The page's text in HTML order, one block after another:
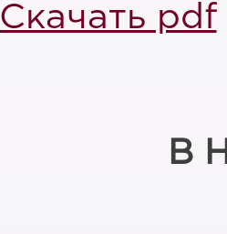
Скачать pdf
В